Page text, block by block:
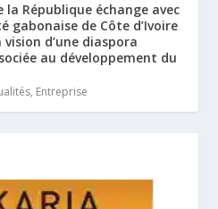
la République échange avec
gabonaise de Côte d’Ivoire
d’une diaspora
au développement du
, Entreprise